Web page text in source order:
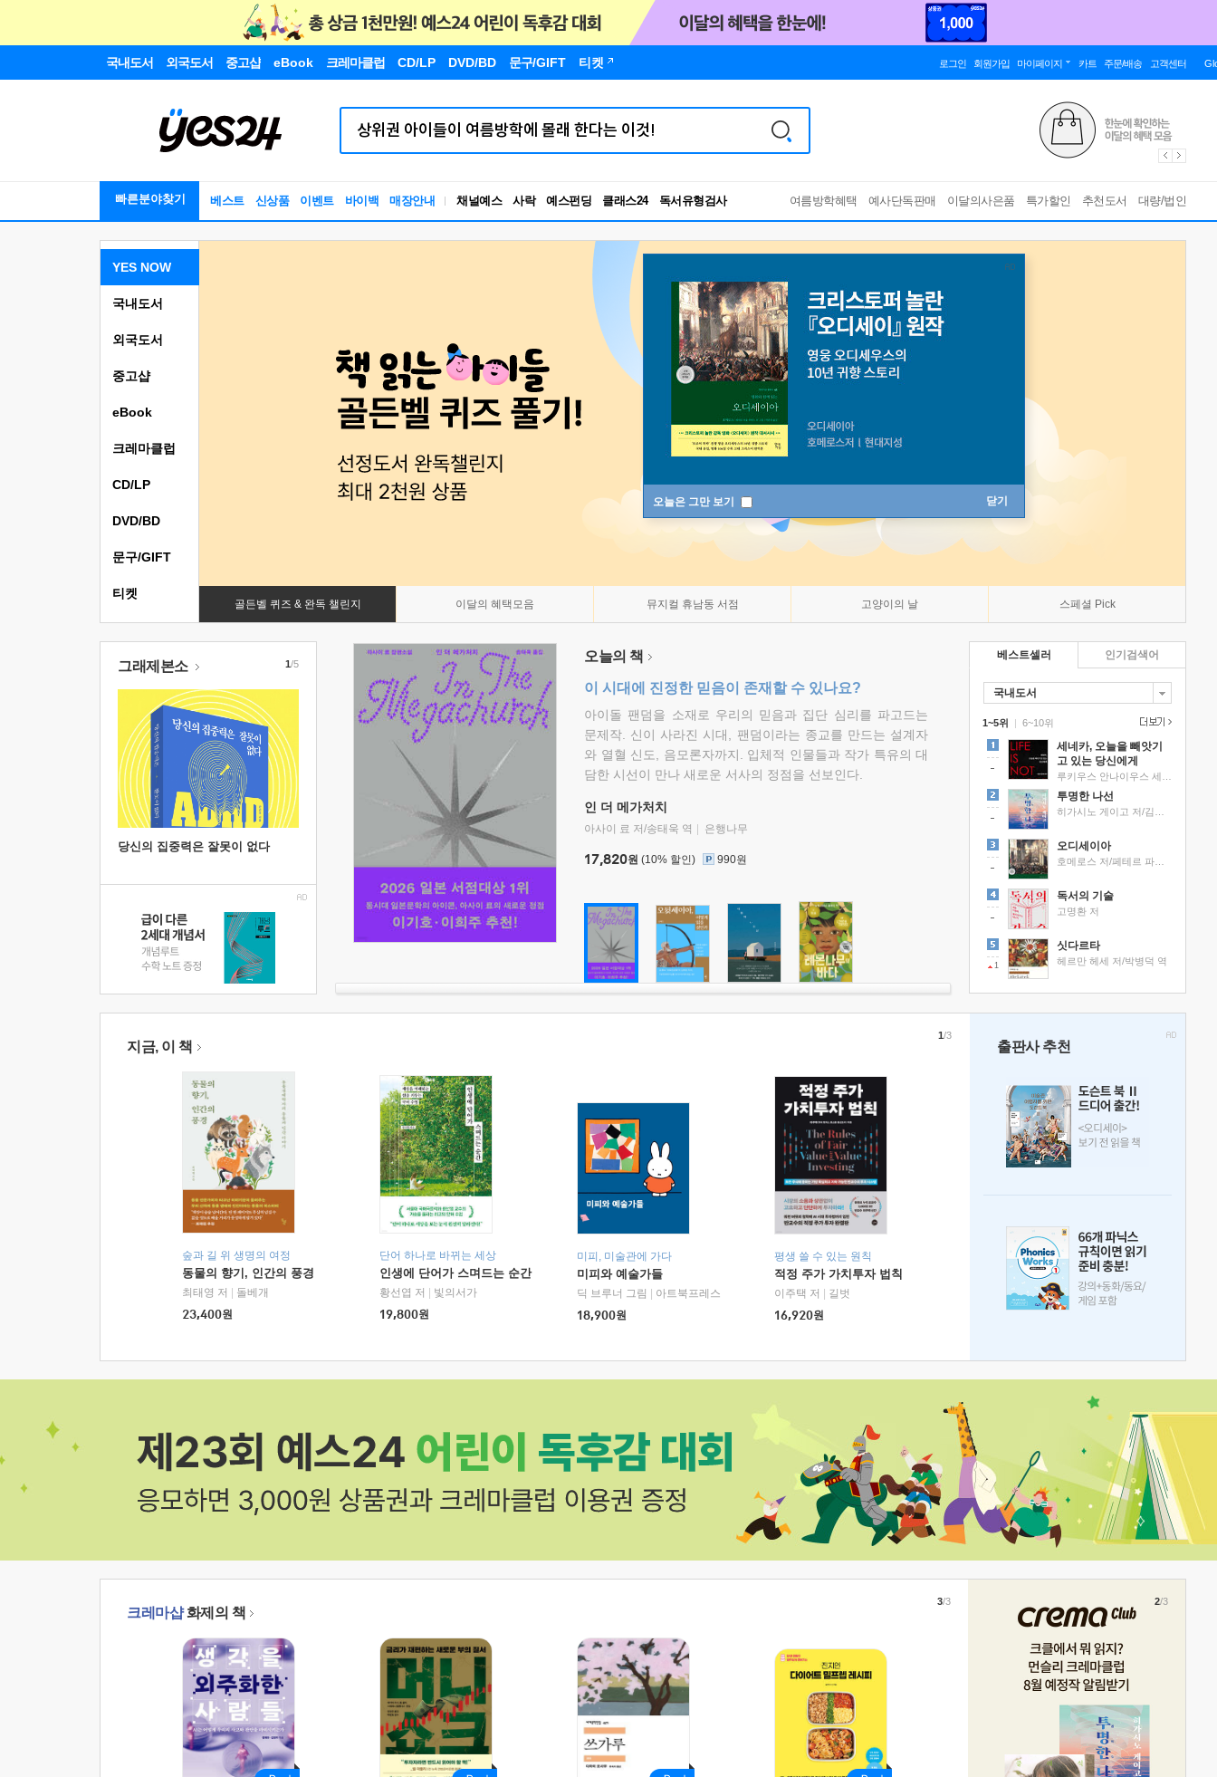
국내도서 외국도서 중고샵 eBook 크레마클럽 CD/LP DVD/BD 문구/GIFT 티켓 로그인 회원가입 마이페이지 카트 주문/배송 고객센터
빠른분야찾기 베스트 신상품 이벤트 바이백 매장안내 채널예스 사락 예스펀딩 클래스24
RBTI Lab
독서유형검사
여름방학혜택 예사단독판매 이달의사은품 특가할인 추천도서 대량/법인
오늘은 그만 보기 닫기
YES NOW
골든벨 퀴즈 & 완독 챌린지 이달의 혜택모음 뮤지컬 휴남동 서점 고양이의 날 스페셜 Pick
국내도서
외국도서
중고샵
eBook
크레마클럽
CD/LP
DVD/BD
문구/GIFT
티켓
그래제본소
당신의 집중력은 잘못이 없다
1/5 오늘의 책
이 시대에 진정한 믿음이 존재할 수 있나요?
아이돌 팬덤을 소재로 우리의 믿음과 집단 심리를 파고드는
문제작. 신이 사라진 시대, 팬덤이라는 종교를 만드는 설계자
와 열혈 신도, 음모론자까지. 입체적 인물들과 작가 특유의 대
담한 시선이 만나 새로운 서사의 정점을 선보인다.
인 더 메가처치
아사이 료 저/송태욱 역 은행나무
17,820원 (10% 할인) 990원
베스트셀러
국내도서
1~5위 |
세네카, 오늘을 빼앗기
고 있는 당신에게
투명한 나선
오디세이아
독서의 기술
고명환 저
1
싯다르타
헤르만 헤세 저/박병덕 역
6~10위
인기검색어
지금, 이 책
숲과 길 위 생명의 여정
동물의 향기, 인간의 풍경
최태영 저
돌베개
23,400원
단어 하나로 바뀌는 세상
인생에 단어가 스며드는 순간
황선엽 저
빛의서가
19,800원
미피, 미술관에 가다
미피와 예술가들
딕 브루너 그림
아트북프레스
18,900원
평생 쓸 수 있는 원칙
적정 주가 가치투자 법칙
이주택 저
길벗
16,920원
1/3
출판사 추천
크레마샵화제의 책
3/3 2/3